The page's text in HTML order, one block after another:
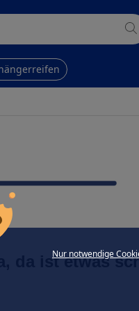
Nur notwendige
da ist etwas